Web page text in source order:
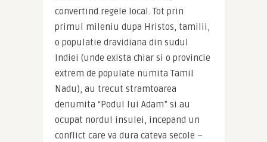
convertind regele local. Tot prin
primul mileniu dupa Hristos, tamilii,
o populatie dravidiana din sudul
Indiei (unde exista chiar si o provincie
extrem de populate numita Tamil
Nadu), au trecut stramtoarea
denumita “Podul lui Adam” si au
ocupat nordul insulei, incepand un
conflict care va dura cateva secole –